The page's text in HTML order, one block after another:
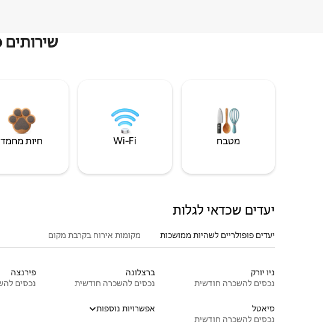
מטבח Wi‑Fi חיות מחמד
יעדים שכדאי לגלות
יעדים פופולריים לשהיות ממושכות מקומות אירוח בקרבת מקום
ניו יורק
נכסים להשכרה חודשית
ברצלונה
נכסים להשכרה חודשית
פירנצה
נכסים
סיאטל
נכסים להשכרה חודשית
אפשרויות נוספות